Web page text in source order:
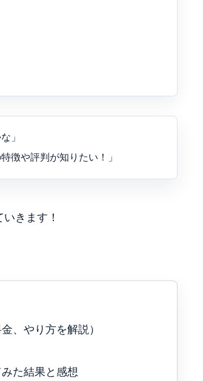
」
徴や評判が知りたい！」
きます！
、やり方を解説）
た結果と感想